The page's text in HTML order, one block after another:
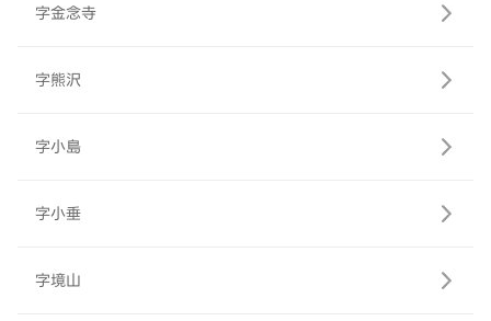
字金念寺
字熊沢
字小島
字小垂
字境山